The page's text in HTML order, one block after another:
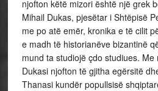
njofton këtë mizori është një grek
Mihail Dukas, pjesëtar i Shtëpisë
me po atë emër, kronika e të cilit
e madh të historianëve bizantinë
mund ta studiojë çdo studiues.
Dukasi njofton të gjitha egërsitë
Thanasi kundër popullsisë